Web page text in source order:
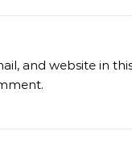
and website in